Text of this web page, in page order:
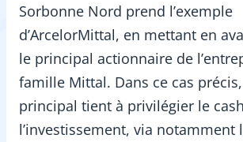
Sorbonne Nord prend l’exemple
d’ArcelorMittal, en mettant en
le principal actionnaire de
famille Mittal. Dans ce cas
principal tient à privilégier le
l’investissement, via notamment